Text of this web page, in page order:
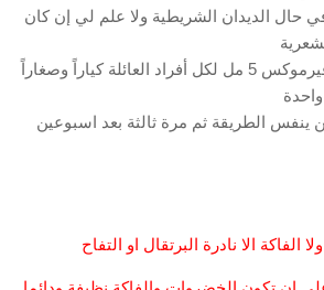
حال الديدان الشريطية ولا علم لي إن كان
أما العلاج فهو دواء ال فيرموكس 5 مل لكل أفراد العائلة كياراً وصغاراً
ينفس الطريقة ثم مرة ثالثة بعد اسبوعين
الفاكة الا نادرة البرتقال او التفاح